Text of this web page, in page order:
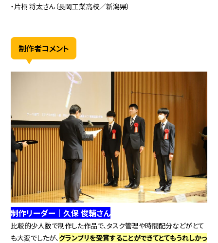
・片桐 将太さん（長岡工業高校／新潟県）
制作者コメント
制作リーダー｜久保 俊輔さん
比較的少人数で制作した作品で、タスク管理や時間配分などがとて
も大変でしたが、グランプリを受賞することができてとてもうれしかっ